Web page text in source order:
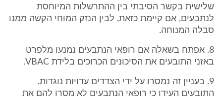
שלישית בקשר הסיבתי בין ההתרשלות המיוחסת
לנתבעים, אם קיימת כזאת, לבין הנזק המוחי הקשה ממנו
סבלה המנוחה.
8. אפתח בשאלה אם רופאי הנתבעים נמנעו מלפרט
באזני התובעים את הסיכונים הכרוכים בלידת VBAC.
9. בעניין זה נמסרו על ידי הצדדים עדויות נוגדות.
התובעים העידו כי רופאי הנתבעים לא מסרו להם את